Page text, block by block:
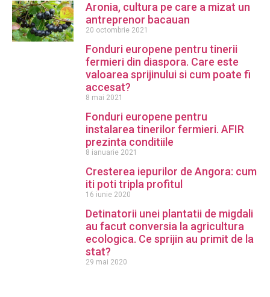
Aronia, cultura pe care a mizat un
antreprenor bacauan
20 octombrie 2021
Fonduri europene pentru tinerii
fermieri din diaspora. Care este
valoarea sprijinului si cum poate fi
accesat?
8 mai 2021
Fonduri europene pentru
instalarea tinerilor fermieri. AFIR
prezinta conditiile
8 ianuarie 2021
Cresterea iepurilor de Angora: cum
iti poti tripla profitul
16 iunie 2020
Detinatorii unei plantatii de migdali
au facut conversia la agricultura
ecologica. Ce sprijin au primit de la
stat?
29 mai 2020